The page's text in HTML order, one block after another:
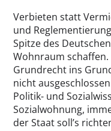
Verbieten statt
und
Spitze des
Wohnraum
Grundrecht ins
nicht
Politik- und
Sozialwohnung,
der Staat soll’s